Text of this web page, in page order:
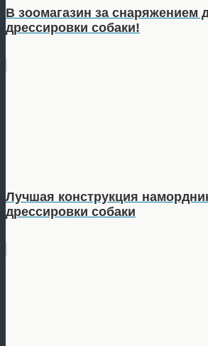
В зоомагазин за снаряжением
дрессировки собаки!
Лучшая конструкция
дрессировки собаки